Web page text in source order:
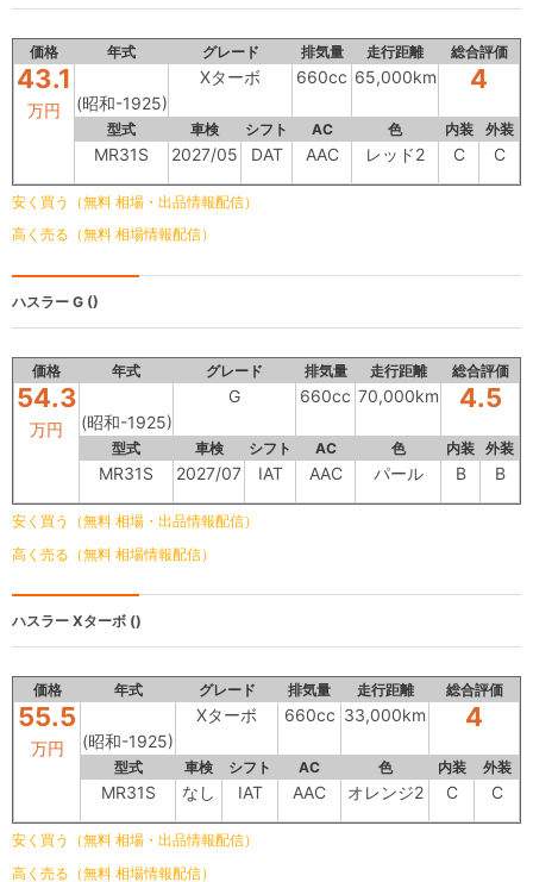
価格 年式 グレード 排気量 走行距離 総合評価
43.1
万円 (昭和-1925)
Xターボ 660cc 65,000km 4
型式 車検 シフト AC 色 内装 外装
MR31S 2027/05 DAT AAC レッド2 C C
安く買う（無料 相場・出品情報配信）
高く売る（無料 相場情報配信）
ハスラー G ()
価格 年式 グレード 排気量 走行距離 総合評価
54.3
万円 (昭和-1925)
G 660cc 70,000km 4.5
型式 車検 シフト AC 色 内装 外装
MR31S 2027/07 IAT AAC パール B B
安く買う（無料 相場・出品情報配信）
高く売る（無料 相場情報配信）
ハスラー Xターボ ()
価格 年式 グレード 排気量 走行距離 総合評価
55.5
万円 (昭和-1925)
Xターボ 660cc 33,000km 4
型式 車検 シフト AC 色 内装 外装
MR31S なし IAT AAC オレンジ2 C C
安く買う（無料 相場・出品情報配信）
高く売る（無料 相場情報配信）